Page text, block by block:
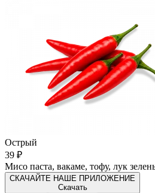
Острый
39 ₽
Мисо паста, вакаме, тофу, лук
СКАЧАЙТЕ НАШЕ ПРИЛОЖЕНИЕ
Скачать